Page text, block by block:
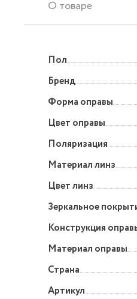
О товаре
Пол
Бренд
Форма оправы
Цвет оправы
Поляризация
Материал линз
Цвет линз
Зеркальное
Конструкция
Материал оправы
Страна
Артикул